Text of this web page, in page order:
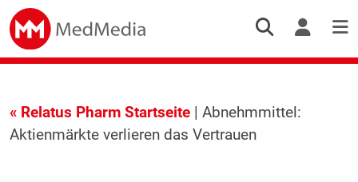
« Relatus Pharm Startseite| Abnehmmittel:
Aktienmärkte verlieren das Vertrauen